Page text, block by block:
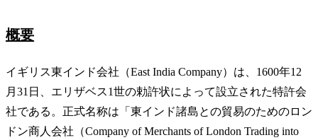
概要
イギリス東インド会社（East India Company）は、1600年12
月31日、エリザベス1世の勅許状によって設立された特許会
社である。正式名称は「東インド諸島との貿易のためのロン
ドン商人会社（Company of Merchants of London Trading into